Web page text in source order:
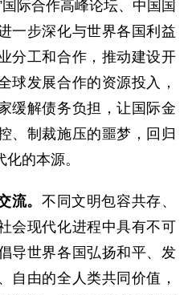
际合作高峰论坛、中国国
一步深化与世界各国利益
分工和合作，推动建设开
球发展合作的资源投入，
缓解债务负担，让国际金
、制裁施压的噩梦，回归
代化的本源。
流。 不同文明包容共存、
会现代化进程中具有不可
导世界各国弘扬和平、发
自由的全人类共同价值，